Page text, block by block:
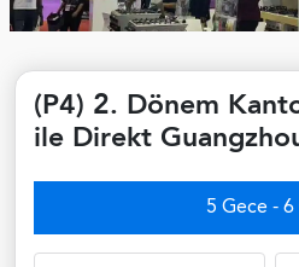
(P4) 2. Dönem
ile Direkt
5 Gece - 6